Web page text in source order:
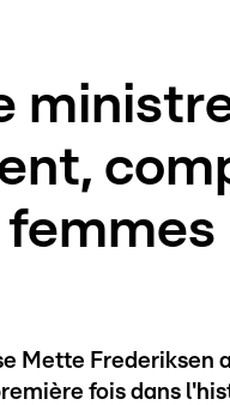
Mette Frederiksen
fois dans